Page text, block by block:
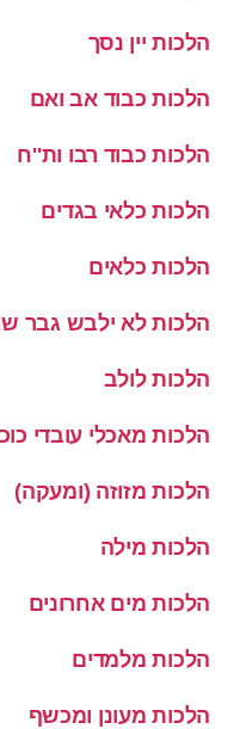
הלכות יין נסך
הלכות כבוד אב ואם
הלכות כבוד רבו ות''ח
הלכות כלאי בגדים
הלכות כלאים
הלכות לא ילבש גבר
הלכות לולב
הלכות מאכלי עובדי
הלכות מזוזה (ומעקה)
הלכות מילה
הלכות מים אחרונים
הלכות מלמדים
הלכות מעונן ומכשף